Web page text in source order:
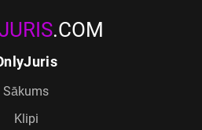
.COM
Sākums
Klipi